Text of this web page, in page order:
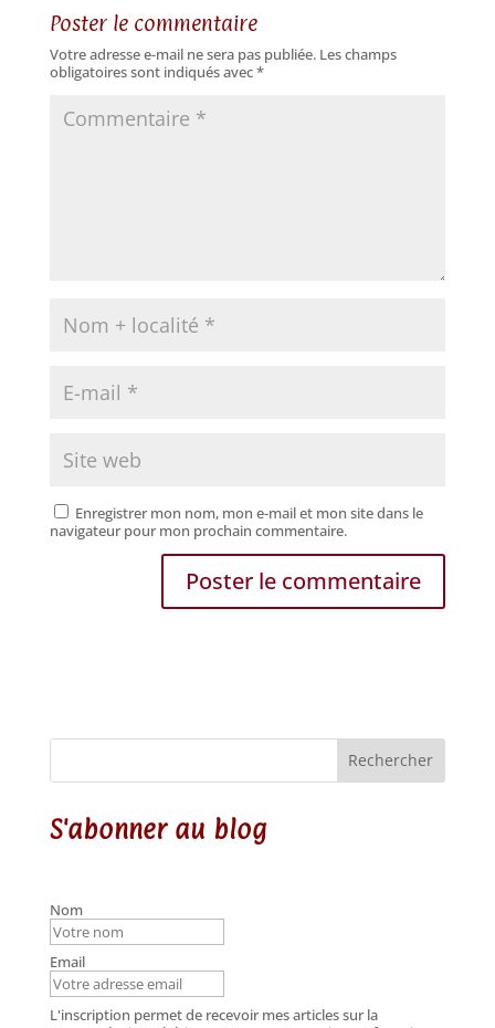
Poster le commentaire
Votre adresse e-mail ne sera pas publiée. Les champs
obligatoires sont indiqués avec*
Enregistrer mon nom, mon e-mail et mon site dans le
navigateur pour mon prochain commentaire.
Rechercher
S'abonner au blog
Nom
Email
L'inscription permet de recevoir mes articles sur la